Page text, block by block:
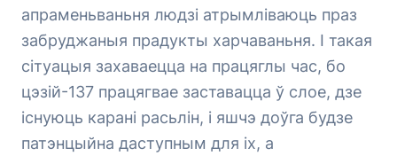
апраменьваньня людзі атрымліваюць праз
забруджаныя прадукты харчаваньня. І такая
сітуацыя захаваецца на працяглы час, бо
цэзій-137 працягвае заставацца ў слое, дзе
існуюць карані расьлін, і яшчэ доўга будзе
патэнцыйна даступным для іх, а